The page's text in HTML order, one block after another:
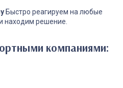
Быстро реагируем на любые
находим решение.
компаниями: